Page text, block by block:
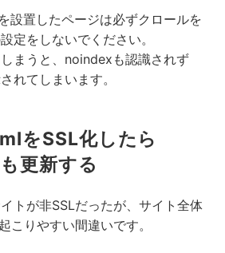
設置したページは必ずクロールを
定をしないでください。
まうと、noindexも認識されず
れてしまいます。
をSSL化したら
更新する
トが非SSLだったが、サイト全体
こりやすい間違いです。